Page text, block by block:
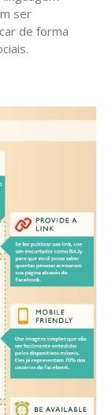
ser
de forma